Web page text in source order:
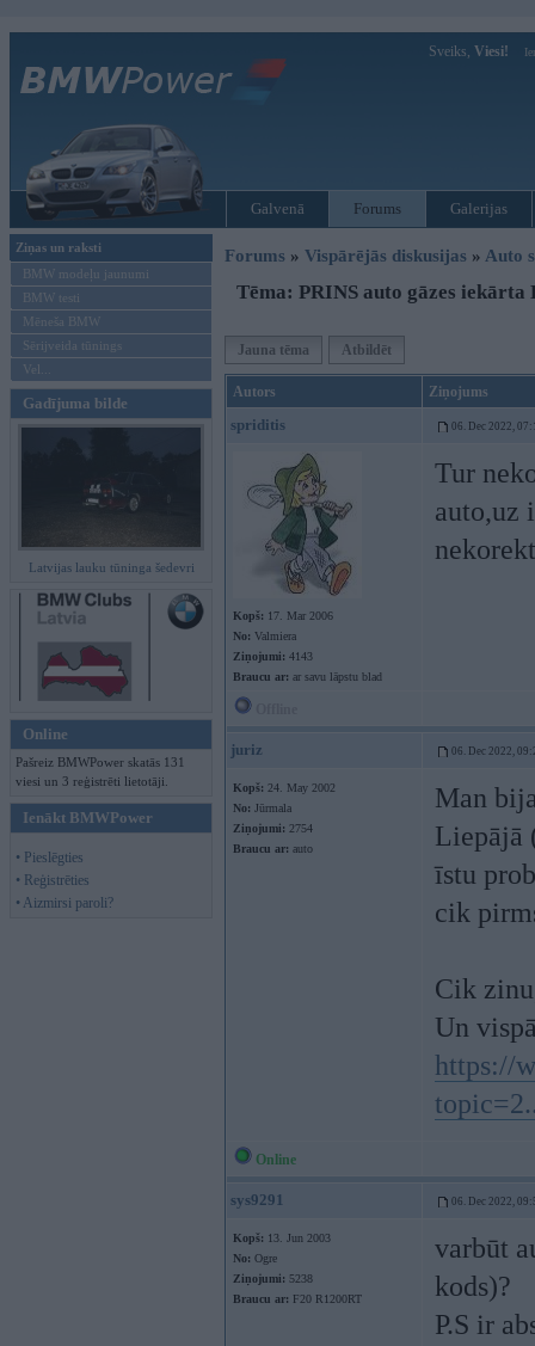
Sveiks, Viesi!
Galvenā Forums Galerijas
Ziņas un raksti
BMW modeļu jaunumi
BMW testi
Mēneša BMW
Sērijveida tūnings
Vel...
Gadījuma bilde
Latvijas lauku tūninga šedevri
Online
Pašreiz BMWPower skatās 131
viesi un 3 reģistrēti lietotāji.
Ienākt BMWPower
• Pieslēgties
• Reģistrēties
• Aizmirsi paroli?
Forums » Vispārējās diskusijas » Auto
Tēma: PRINS auto gāzes
Jauna tēma Atbildēt
Autors Ziņojums
spriditis 06. Dec 2022,
Kopš: 17. Mar 2006
No: Valmiera
Ziņojumi: 4143
Braucu ar: ar savu lāpstu blad
Tur
auto,uz
juriz 06. Dec 2022,
Kopš: 24. May 2002
No: Jūrmala
Ziņojumi: 2754
Braucu ar: auto
Man
Liepājā
īstu
cik
Cik
Un
https://
Online
sys9291 06. Dec 2022,
Kopš: 13. Jun 2003
No: Ogre
Ziņojumi: 5238
Braucu ar: F20 R1200RT
varbūt
kods)?
P.S ir